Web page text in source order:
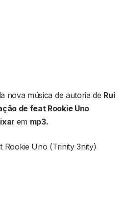
nova música de autoria de Rui
de feat Rookie Uno
em mp3.
Rookie Uno (Trinity 3nity)